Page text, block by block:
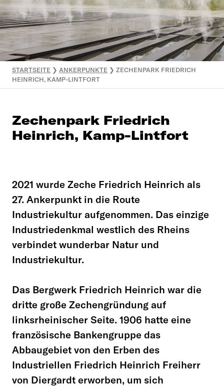
STARTSEITE ❯ ANKERPUNKTE ❯ ZECHENPARK FRIEDRICH
HEINRICH, KAMP-LINTFORT
Zechenpark Friedrich
Heinrich, Kamp-Lintfort
2021 wurde Zeche Friedrich Heinrich als
27. Ankerpunkt in die Route
Industriekultur aufgenommen. Das einzige
Industriedenkmal westlich des Rheins
verbindet wunderbar Natur und
Industriekultur.
Das Bergwerk Friedrich Heinrich war die
dritte große Zechengründung auf
linksrheinischer Seite. 1906 hatte eine
französische Bankengruppe das
Abbaugebiet von den Erben des
Industriellen Friedrich Heinrich Freiherr
von Diergardt erworben, um sich